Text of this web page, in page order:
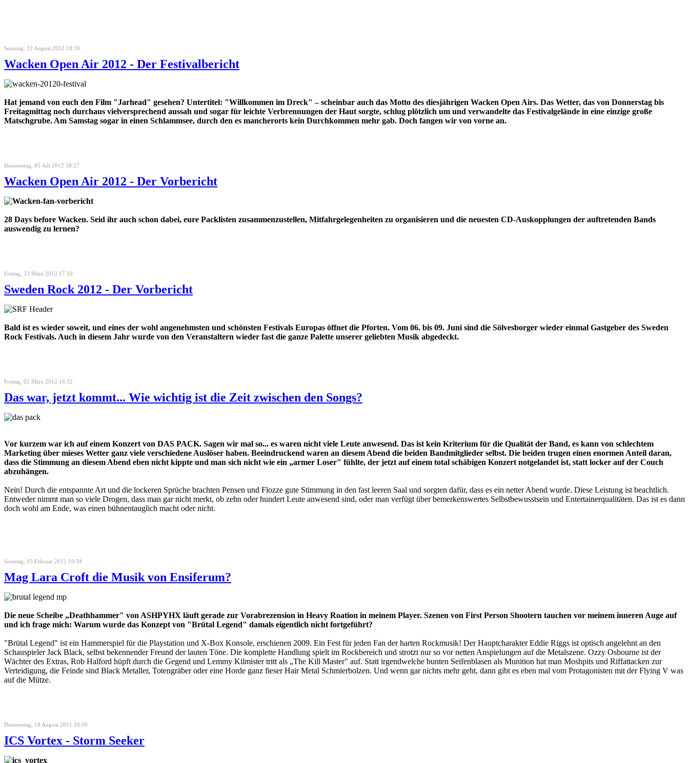
Sonntag, 12 August 2012 18:39
Wacken Open Air 2012 - Der Festivalbericht
Hat jemand von euch den Film "Jarhead" gesehen? Untertitel: "Willkommen im Dreck" – scheinbar auch das Motto des diesjährigen Wacken Open Airs. Das Wetter, das von Donnerstag bis
Freitagmittag noch durchaus vielversprechend aussah und sogar für leichte Verbrennungen der Haut sorgte, schlug plötzlich um und verwandelte das Festivalgelände in eine einzige große
Matschgrube. Am Samstag sogar in einen Schlammsee, durch den es mancherorts kein Durchkommen mehr gab. Doch fangen wir von vorne an.
Donnerstag, 05 Juli 2012 18:27
Wacken Open Air 2012 - Der Vorbericht
28 Days before Wacken. Seid ihr auch schon dabei, eure Packlisten zusammenzustellen, Mitfahrgelegenheiten zu organisieren und die neuesten CD-Auskopplungen der auftretenden Bands
auswendig zu lernen?
Freitag, 23 März 2012 17:10
Sweden Rock 2012 - Der Vorbericht
Bald ist es wieder soweit, und eines der wohl angenehmsten und schönsten Festivals Europas öffnet die Pforten. Vom 06. bis 09. Juni sind die Sölvesborger wieder einmal Gastgeber des Sweden
Rock Festivals. Auch in diesem Jahr wurde von den Veranstaltern wieder fast die ganze Palette unserer geliebten Musik abgedeckt.
Freitag, 02 März 2012 16:32
Das war, jetzt kommt... Wie wichtig ist die Zeit zwischen den Songs?
Vor kurzem war ich auf einem Konzert von DAS PACK. Sagen wir mal so... es waren nicht viele Leute anwesend. Das ist kein Kriterium für die Qualität der Band, es kann von schlechtem
Marketing über mieses Wetter ganz viele verschiedene Auslöser haben. Beeindruckend waren an diesem Abend die beiden Bandmitglieder selbst. Die beiden trugen einen enormen Anteil daran,
dass die Stimmung an diesem Abend eben nicht kippte und man sich nicht wie ein „armer Loser" fühlte, der jetzt auf einem total schäbigen Konzert notgelandet ist, statt locker auf der Couch
abzuhängen.
Nein! Durch die entspannte Art und die lockeren Sprüche brachten Pensen und Flozze gute Stimmung in den fast leeren Saal und sorgten dafür, dass es ein netter Abend wurde. Diese Leistung ist beachtlich.
Entweder nimmt man so viele Drogen, dass man gar nicht merkt, ob zehn oder hundert Leute anwesend sind, oder man verfügt über bemerkenswertes Selbstbewusstsein und Entertainerqualitäten. Das ist es dann
doch wohl am Ende, was einen bühnentauglich macht oder nicht.
Sonntag, 05 Februar 2012 10:34
Mag Lara Croft die Musik von Ensiferum?
Die neue Scheibe „Deathhammer" von ASHPYHX läuft gerade zur Vorabrezension in Heavy Roation in meinem Player. Szenen von First Person Shootern tauchen vor meinem inneren Auge auf
und ich frage mich: Warum wurde das Konzept von "Brütal Legend" damals eigentlich nicht fortgeführt?
"Brütal Legend" ist ein Hammerspiel für die Playstation und X-Box Konsole, erschienen 2009. Ein Fest für jeden Fan der harten Rockmusik! Der Hauptcharakter Eddie Riggs ist optisch angelehnt an den
Schauspieler Jack Black, selbst bekennender Freund der lauten Töne. Die komplette Handlung spielt im Rockbereich und strotzt nur so vor netten Anspielungen auf die Metalszene. Ozzy Osbourne ist der
Wächter des Extras, Rob Halford hüpft durch die Gegend und Lemmy Kilmister tritt als „The Kill Master" auf. Statt irgendwelche bunten Seifenblasen als Munition hat man Moshpits und Riffattacken zur
Verteidigung, die Feinde sind Black Metaller, Totengräber oder eine Horde ganz fieser Hair Metal Schmierbolzen. Und wenn gar nichts mehr geht, dann gibt es eben mal vom Protagonisten mit der Flying V was
auf die Mütze.
Donnerstag, 18 August 2011 20:09
ICS Vortex - Storm Seeker